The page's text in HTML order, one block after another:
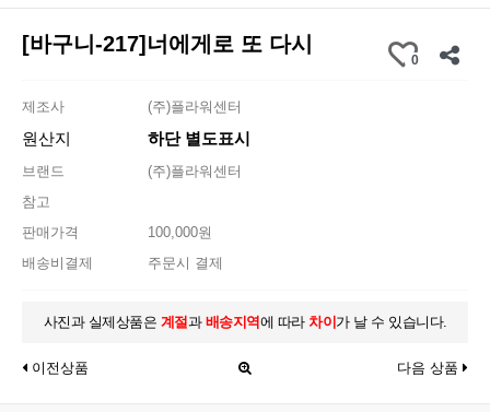
[바구니-217]너에게로 또 다시
0
제조사 (주)플라워센터
원산지 하단 별도표시
브랜드
(주)플라워센터
참고
판매가격
100,000원
배송비결제
주문시 결제
사진과 실제상품은 계절과 배송지역에 따라 차이 가 날 수 있습니다.
이전상품 다음 상품